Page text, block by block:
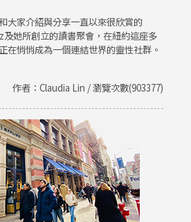
大家介紹與分享一直以來很欣賞的
她所創立的讀書聚會，在紐約這座多
在悄悄成為一個連結世界的靈性社群。
作者：Claudia Lin / 瀏覽次數(903377)